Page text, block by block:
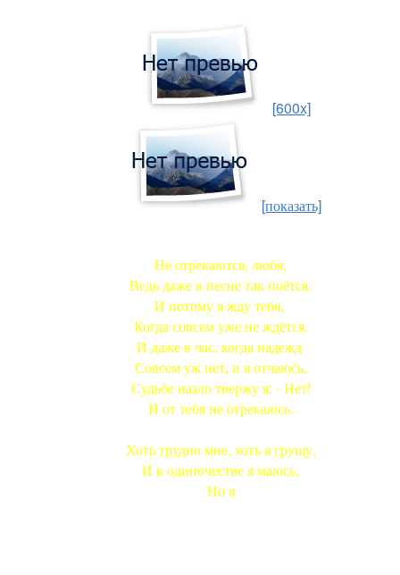
[600x]
[показать]
Не отрекаются, любя,
Ведь даже в песне так поётся.
И потому я жду тебя,
Когда совсем уже не ждётся.
И даже в час, когда надежд
Совсем уж нет, и я отчаюсь,
Судьбе назло твержу я: - Нет!
И от тебя не отрекаюсь.
Хоть трудно мне, хоть я грущу,
И в одиночестве я маюсь,
Но я